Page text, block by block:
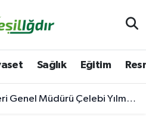
Sağlık Eğitim
Iğdır’daki Kurumlara Ziyaret ve Üretim İncelemesi